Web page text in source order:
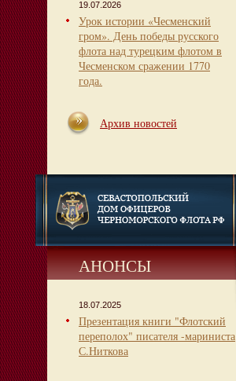
19.07.2026
Урок истории «Чесменский
гром». День победы русского
флота над турецким флотом в
Чесменском сражении 1770
года.
Архив новостей
АНОНСЫ
18.07.2025
Презентация книги "Флотский
переполох" писателя -мариниста
С.Ниткова